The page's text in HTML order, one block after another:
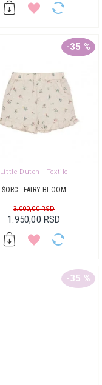
-35 %
Little Dutch - Textile
ŠORC - FAIRY BLOOM
1.950,00 RSD
3.000,00 RSD
-35 %